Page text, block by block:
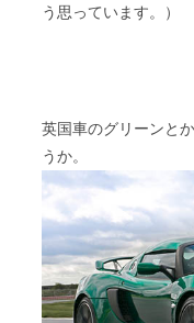
う思っています。）
英国車のグリーンと
うか。